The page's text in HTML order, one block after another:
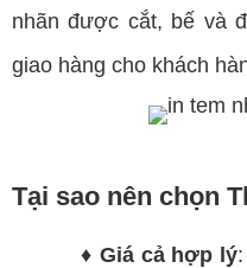
nhãn được cắt, bế và
giao hàng cho khách
Tại sao nên chọn
♦ Giá cả hợp lý